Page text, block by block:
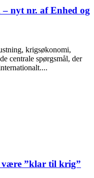
nyt nr. af Enhed og
krigsøkonomi,
centrale spørgsmål, der
være ”klar til krig”